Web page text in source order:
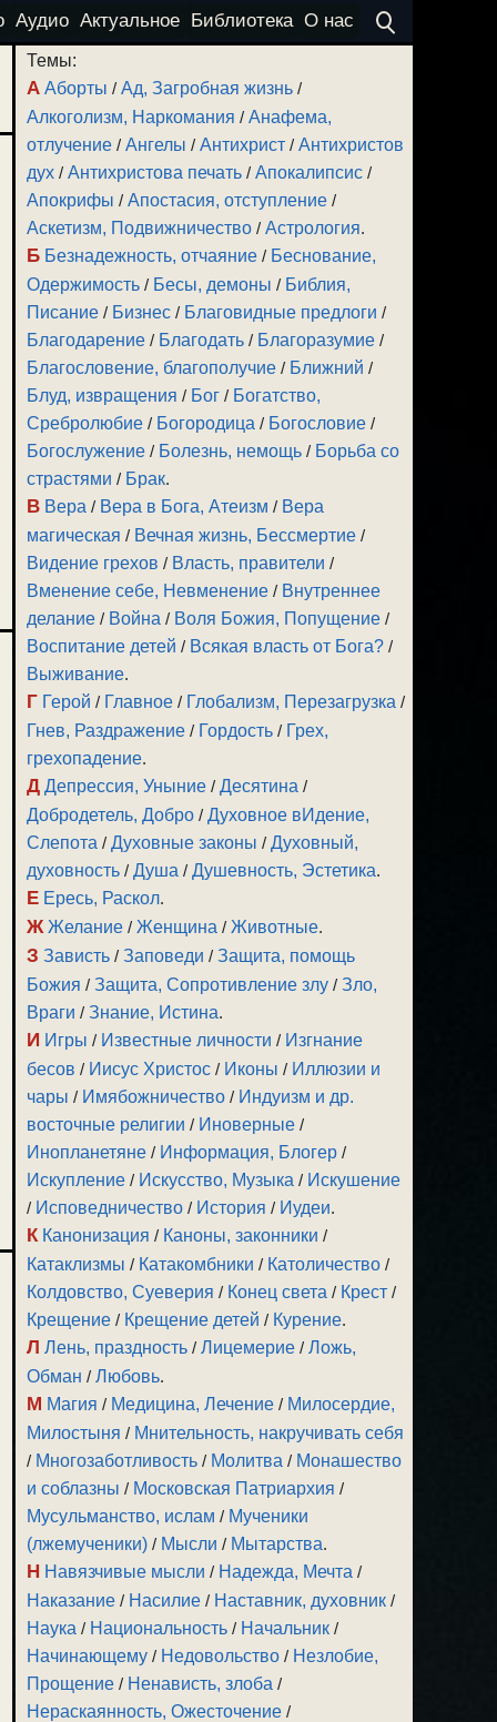
Аудио Актуальное Библиотека О нас
Темы:
А Аборты /Ад, Загробная жизнь /
Алкоголизм, Наркомания /Анафема,
отлучение /Ангелы /Антихрист /Антихристов
дух /Антихристова печать /Апокалипсис /
Апокрифы /Апостасия, отступление /
Аскетизм, Подвижничество /Астрология.
Б Безнадежность, отчаяние / Беснование,
Одержимость / Бесы, демоны / Библия,
Писание / Бизнес / Благовидные предлоги /
Благодарение / Благодать / Благоразумие /
Благословение, благополучие / Ближний /
Блуд, извращения / Бог / Богатство,
Сребролюбие / Богородица / Богословие /
Богослужение / Болезнь, немощь / Борьба со
страстями / Брак.
В Вера / Вера в Бога, Атеизм / Вера
магическая / Вечная жизнь, Бессмертие /
Видение грехов / Власть, правители /
Вменение себе, Невменение / Внутреннее
делание / Война / Воля Божия, Попущение /
Воспитание детей / Всякая власть от Бога? /
Выживание.
Г Герой / Главное / Глобализм, Перезагрузка /
Гнев, Раздражение / Гордость / Грех,
грехопадение.
Д Депрессия, Уныние /Десятина /
Добродетель, Добро /Духовное вИдение,
Слепота /Духовные законы /Духовный,
духовность /Душа /Душевность, Эстетика.
Е Ересь, Раскол.
Ж Желание /Женщина /Животные.
З Зависть /Заповеди /Защита, помощь
Божия /Защита, Сопротивление злу /Зло,
Враги /Знание, Истина.
И Игры / Известные личности / Изгнание
бесов / Иисус Христос / Иконы / Иллюзии и
чары / Имябожничество / Индуизм и др.
восточные религии / Иноверные /
Инопланетяне / Информация, Блогер /
Искупление / Искусство, Музыка / Искушение
/ Исповедничество / История / Иудеи.
К Канонизация / Каноны, законники /
Катаклизмы / Катакомбники / Католичество /
Колдовство, Суеверия / Конец света / Крест /
Крещение / Крещение детей / Курение.
Л Лень, праздность /Лицемерие /Ложь,
Обман /Любовь.
М Магия / Медицина, Лечение / Милосердие,
Милостыня / Мнительность, накручивать себя
/ Многозаботливость / Молитва / Монашество
и соблазны / Московская Патриархия /
Мусульманство, ислам / Мученики
(лжемученики) / Мысли / Мытарства.
Н Навязчивые мысли / Надежда, Мечта /
Наказание / Насилие / Наставник, духовник /
Наука / Национальность / Начальник /
Начинающему / Недовольство / Незлобие,
Прощение / Ненависть, злоба /
Нераскаянность, Ожесточение /